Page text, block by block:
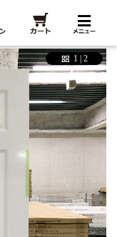
grid_view 1 | 2